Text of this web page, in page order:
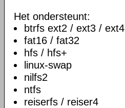
Het ondersteunt:
btrfs ext2 / ext3 / ext4
fat16 / fat32
hfs / hfs+
linux-swap
nilfs2
ntfs
reiserfs / reiser4